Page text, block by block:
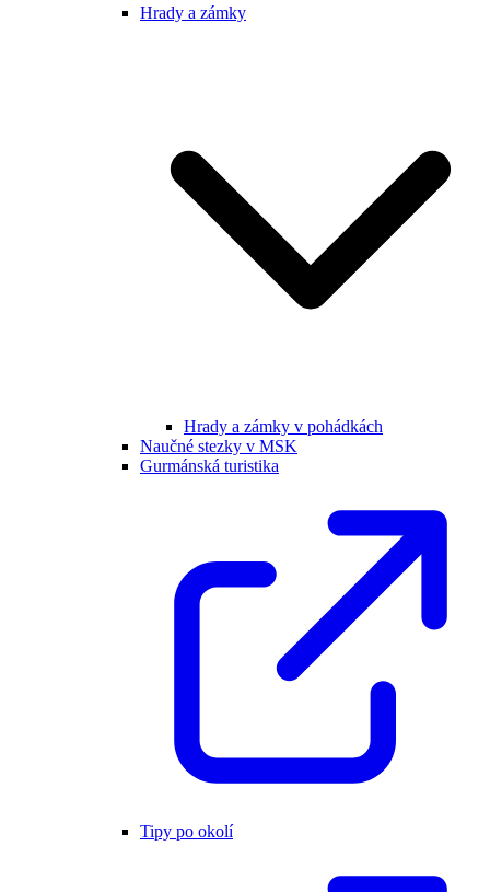
Hrady a zámky
Hrady a zámky v pohádkách
Naučné stezky v MSK
Gurmánská turistika
Tipy po okolí